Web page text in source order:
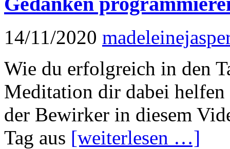
14/11/2020
Wie du erfolgreich in den
Meditation dir dabei
der Bewirker in diesem
Tag aus [weiterlesen …]